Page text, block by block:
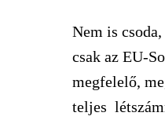
Nem is
csak az EU-
megfelelő,
teljes